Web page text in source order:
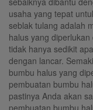
usaha yang tepat
seblak tulang adalah
halus yang
tidak hanya sedikit
dengan lancar.
bumbu halus yang
pembuatan bumbu
pastinya Anda akan